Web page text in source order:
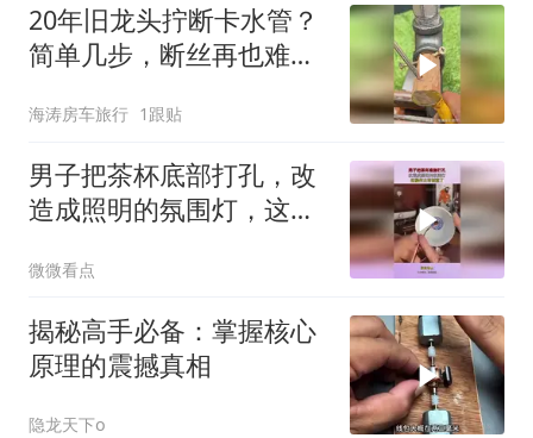
20年旧龙头拧断卡水管？
简单几步，断丝再也难不
海涛房车旅行 1跟贴
男子把茶杯底部打孔，改
造成照明的氛围灯，这操
微微看点
揭秘高手必备：掌握核心
原理的震撼真相
隐龙天下o